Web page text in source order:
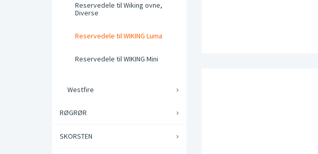
Reservedele til Wiking ovne,
Diverse
Reservedele til WIKING Luma
Reservedele til WIKING Mini
Westfire
RØGRØR
SKORSTEN